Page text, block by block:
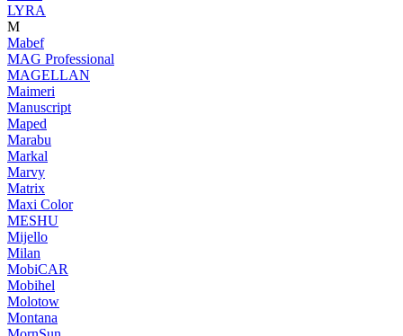
LYRA
M
Mabef
MAG Professional
MAGELLAN
Maimeri
Manuscript
Maped
Marabu
Markal
Marvy
Matrix
Maxi Color
MESHU
Mijello
Milan
MobiCAR
Mobihel
Molotow
Montana